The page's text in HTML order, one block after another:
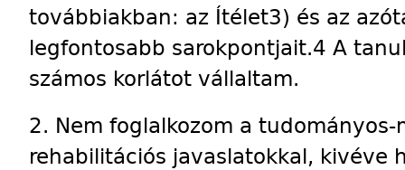
továbbiakban: az Ítélet3) és az
legfontosabb sarokpontjait.4 A
számos korlátot vállaltam.
2. Nem foglalkozom a tudományos-
rehabilitációs javaslatokkal, kivéve